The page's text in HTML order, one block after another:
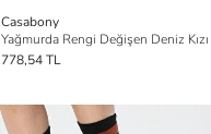
Casabony
778,54 TL